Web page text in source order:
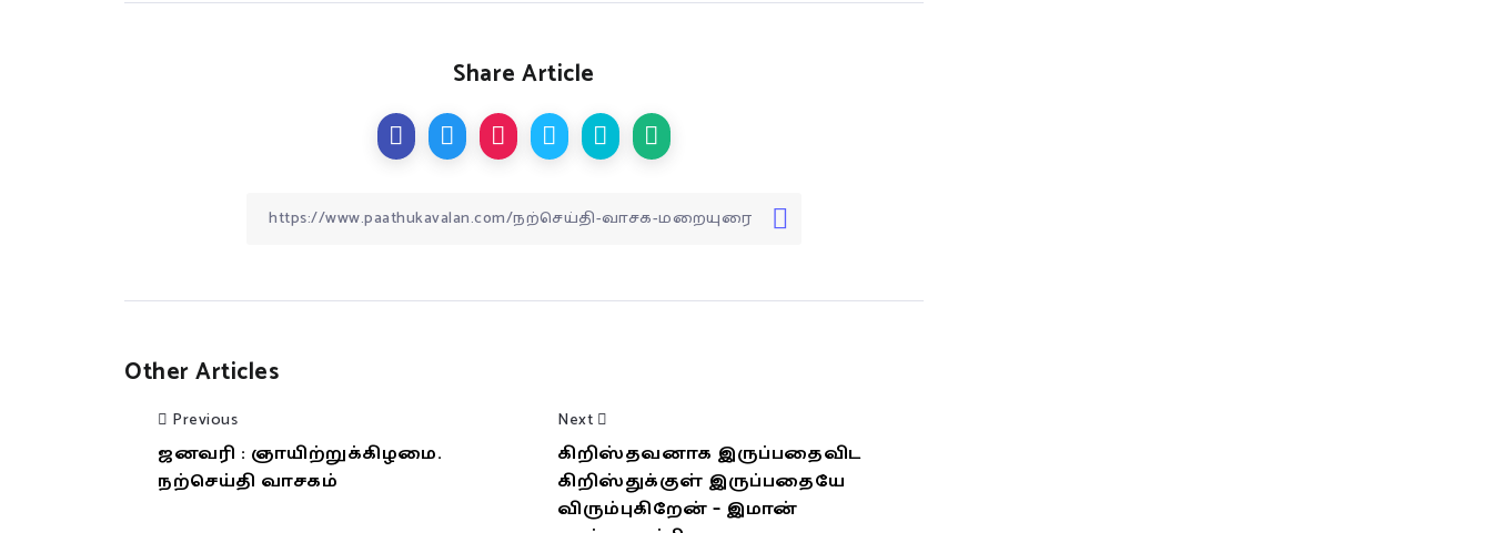
Share Article
Other Articles
Previous
ஜனவரி : ஞாயிற்றுக்கிழமை.
நற்செய்தி வாசகம்
Next
கிறிஸ்தவனாக இருப்பதைவிட
கிறிஸ்துக்குள் இருப்பதையே
விரும்புகிறேன் – இமான்